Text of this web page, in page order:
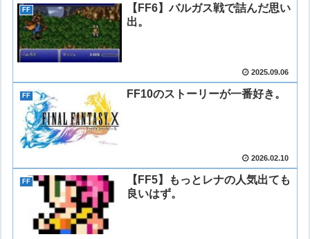
FF
【FF6】バルガス戦で詰んだ思い
出。
2025.09.06
FF FF10のストーリーが一番好き。
2026.02.10
FF
【FF5】もっとレナの人気出ても
良いはず。